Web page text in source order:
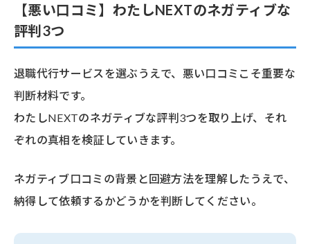
【悪い口コミ】わたしNEXTのネガティブな
評判3つ
退職代行サービスを選ぶうえで、悪い口コミこそ重要な
判断材料です。
わたしNEXTのネガティブな評判3つを取り上げ、それ
ぞれの真相を検証していきます。
ネガティブ口コミの背景と回避方法を理解したうえで、
納得して依頼するかどうかを判断してください。